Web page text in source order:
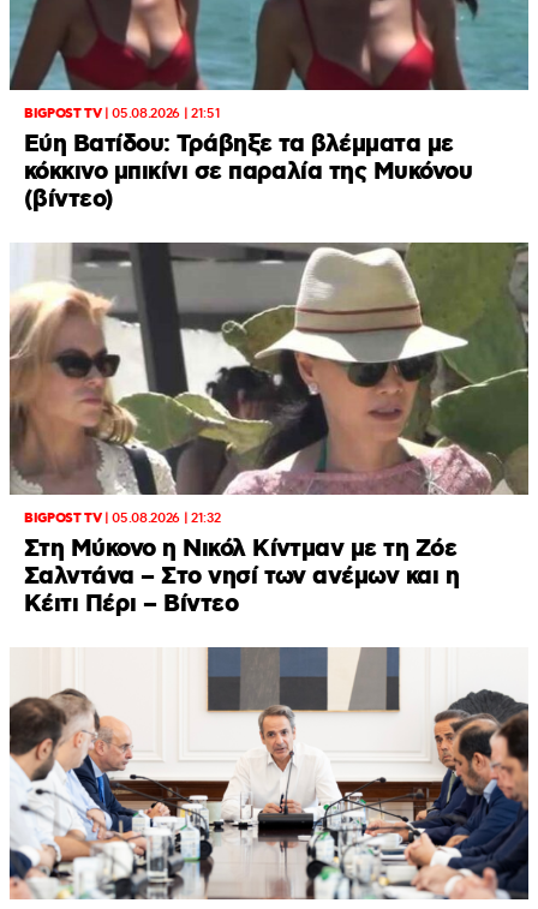
BIGPOST TV|05.08.2026 | 21:51
Εύη Βατίδου: Τράβηξε τα βλέμματα με
κόκκινο μπικίνι σε παραλία της Μυκόνου
(βίντεο)
BIGPOST TV|05.08.2026 | 21:32
Στη Μύκονο η Νικόλ Κίντμαν με τη Ζόε
Σαλντάνα – Στο νησί των ανέμων και η
Κέιτι Πέρι – Βίντεο